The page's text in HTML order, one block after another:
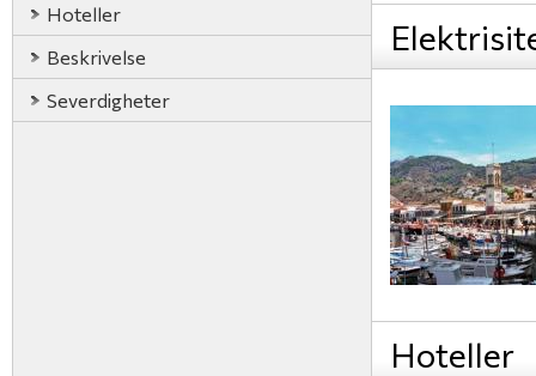
Hoteller
Beskrivelse
Severdigheter
Hoteller